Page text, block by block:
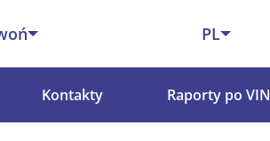
PL
Kontakty Raporty po VIN